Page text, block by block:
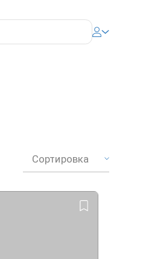
Сортировка